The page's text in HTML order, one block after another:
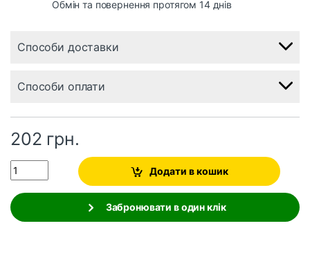
Обмін та повернення протягом 14 днів
Способи доставки
Способи оплати
202 грн.
Quantity
Додати в кошик
Забронювати в один клік